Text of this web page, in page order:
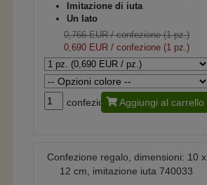
Imitazione di iuta
Un lato
0,766 EUR/ confezione (1 pz.)
0,690 EUR/ confezione (1 pz.)
confezione Aggiungi al carrello
Confezione regalo, dimensioni: 10 x
12 cm, imitazione iuta 740033